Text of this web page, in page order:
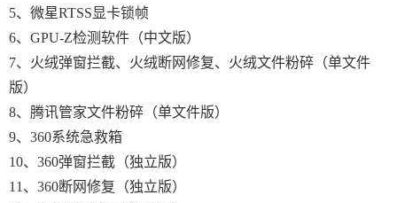
5、微星RTSS显卡锁帧
6、GPU-Z检测软件（中文版）
7、火绒弹窗拦截、火绒断网修复、火绒文件粉碎（单文件
版）
8、腾讯管家文件粉碎（单文件版）
9、360系统急救箱
10、360弹窗拦截（独立版）
11、360断网修复（独立版）